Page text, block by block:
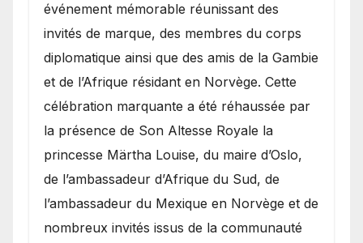
événement mémorable réunissant des
invités de marque, des membres du corps
diplomatique ainsi que des amis de la Gambie
et de l’Afrique résidant en Norvège. Cette
célébration marquante a été réhaussée par
la présence de Son Altesse Royale la
princesse Märtha Louise, du maire d’Oslo,
de l’ambassadeur d’Afrique du Sud, de
l’ambassadeur du Mexique en Norvège et de
nombreux invités issus de la communauté